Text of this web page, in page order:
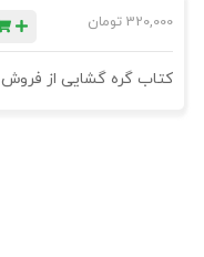
320,000 تومان
کتاب گره گشایی از فروش